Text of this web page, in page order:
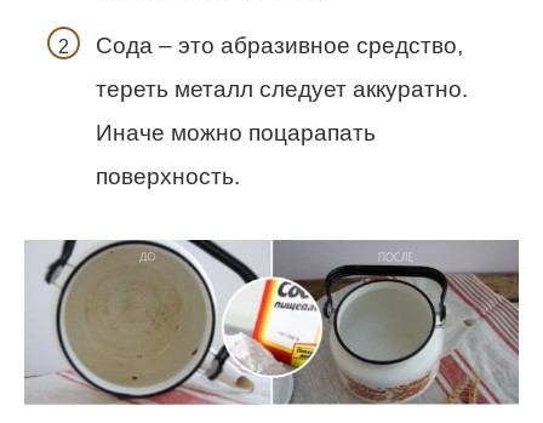
Сода – это абразивное средство,
тереть металл следует аккуратно.
Иначе можно поцарапать
поверхность.